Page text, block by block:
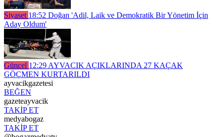
Siyaset 18:52 Doğan 'Adil, Laik ve Demokratik Bir Yönetim İçin
Aday Oldum'
Güncel 12:29 AYVACIK AÇIKLARINDA 27 KAÇAK
GÖÇMEN KURTARILDI
ayvacikgazetesi
BEĞEN
gazeteayvacik
TAKİP ET
medyabogaz
TAKİP ET